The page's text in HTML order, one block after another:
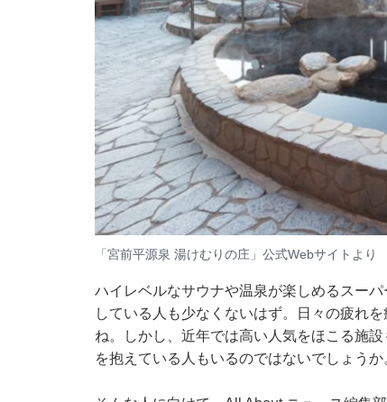
「宮前平源泉 湯けむりの庄」公式Webサイトより
ハイレベルなサウナや温泉が楽しめるスー
している人も少なくないはず。日々の疲れ
ね。しかし、近年では高い人気をほこる施
を抱えている人もいるのではないでしょうか